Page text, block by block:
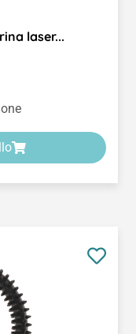
laser...